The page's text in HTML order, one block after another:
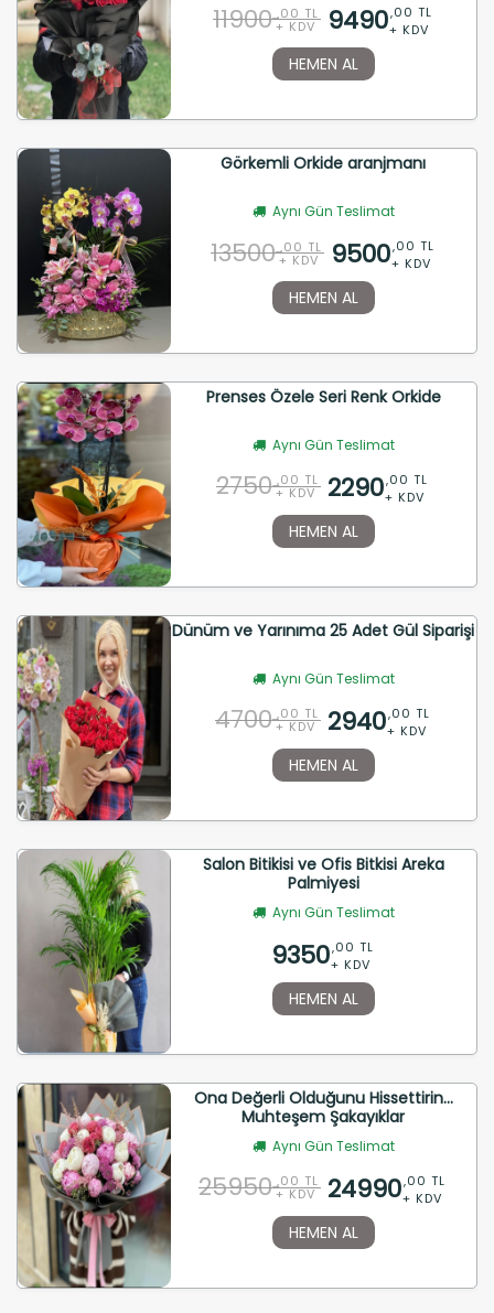
11900 ,00 TL
+ KDV 9490,00 TL
+ KDV
HEMEN AL
Görkemli Orkide aranjmanı
Aynı Gün Teslimat
13500 ,00 TL
+ KDV 9500,00 TL
+ KDV
HEMEN AL
Prenses Özele Seri Renk Orkide
Aynı Gün Teslimat
2750 ,00 TL
+ KDV 2290,00 TL
+ KDV
HEMEN AL
Dünüm ve Yarınıma 25 Adet Gül Siparişi
Aynı Gün Teslimat
4700 ,00 TL
+ KDV 2940,00 TL
+ KDV
HEMEN AL
Salon Bitikisi ve Ofis Bitkisi Areka
Palmiyesi
Aynı Gün Teslimat
9350,00 TL
+ KDV
HEMEN AL
Ona Değerli Olduğunu Hissettirin...
Muhteşem Şakayıklar
Aynı Gün Teslimat
25950 ,00 TL
+ KDV 24990,00 TL
+ KDV
HEMEN AL